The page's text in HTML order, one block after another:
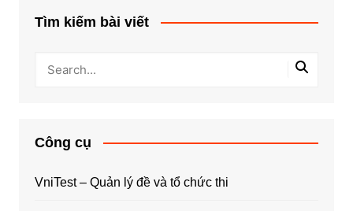
Tìm kiếm bài viết
Công cụ
VniTest – Quản lý đề và tổ chức thi